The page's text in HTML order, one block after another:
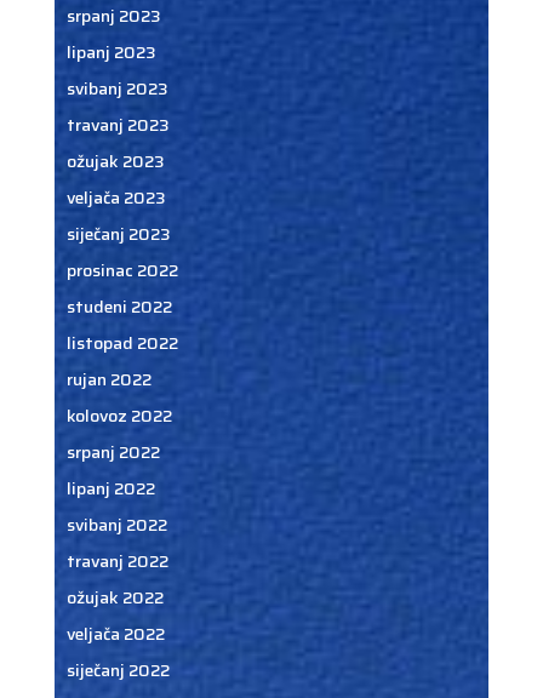
srpanj 2023
lipanj 2023
svibanj 2023
travanj 2023
ožujak 2023
veljača 2023
siječanj 2023
prosinac 2022
studeni 2022
listopad 2022
rujan 2022
kolovoz 2022
srpanj 2022
lipanj 2022
svibanj 2022
travanj 2022
ožujak 2022
veljača 2022
siječanj 2022